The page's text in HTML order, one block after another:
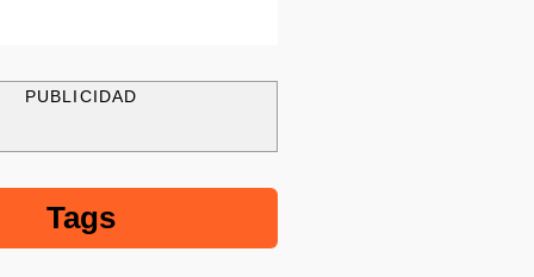
PUBLICIDAD
Tags